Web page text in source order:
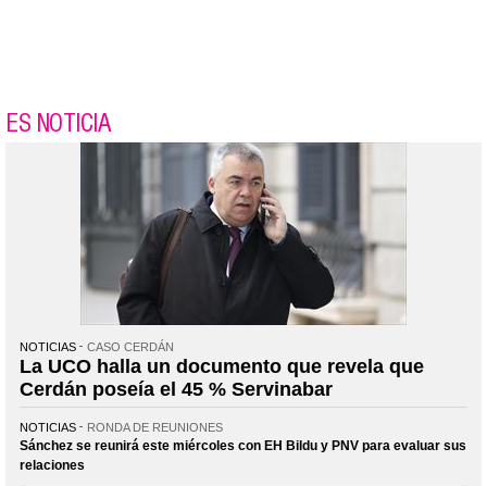
ES NOTICIA
NOTICIAS CASO CERDÁN
La UCO halla un documento que revela que
Cerdán poseía el 45 % Servinabar
NOTICIAS RONDA DE REUNIONES
Sánchez se reunirá este miércoles con EH Bildu y PNV para evaluar sus
relaciones